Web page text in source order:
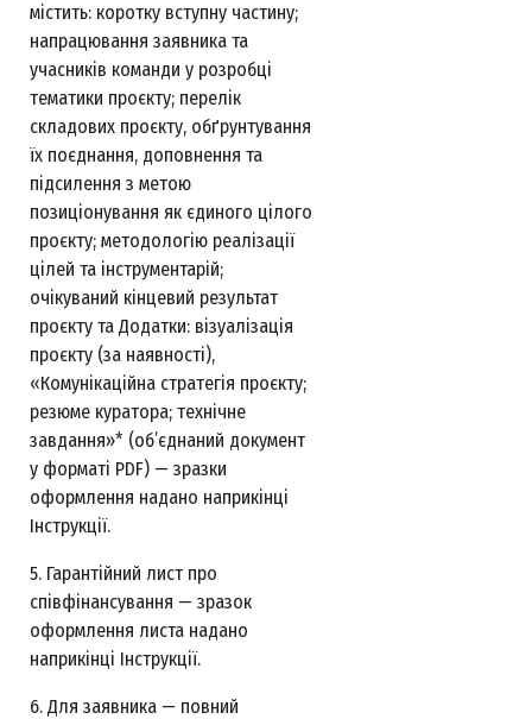
містить: коротку вступну частину;
напрацювання заявника та
учасників команди у розробці
тематики проєкту; перелік
складових проєкту, обґрунтування
їх поєднання, доповнення та
підсилення з метою
позиціонування як єдиного цілого
проєкту; методологію реалізації
цілей та інструментарій;
очікуваний кінцевий результат
проєкту та Додатки: візуалізація
проєкту (за наявності),
«Комунікаційна стратегія проєкту;
резюме куратора; технічне
завдання»* (об’єднаний документ
у форматі PDF) — зразки
оформлення надано наприкінці
Інструкції.
5. Гарантійний лист про
співфінансування — зразок
оформлення листа надано
наприкінці Інструкції.
6. Для заявника — повний